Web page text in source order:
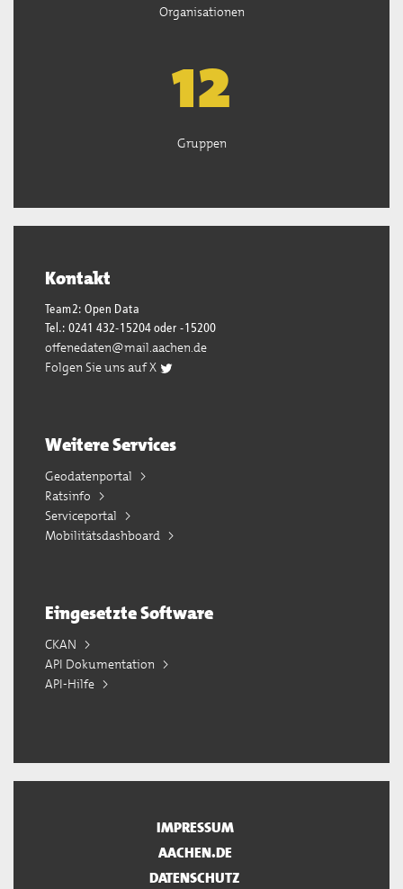
Organisationen
13
Gruppen
Kontakt
Team2: Open Data
Tel.: 0241 432-15204 oder -15200
offenedaten@mail.aachen.de
Folgen Sie uns auf X
Weitere Services
Geodatenportal
Ratsinfo
Serviceportal
Mobilitätsdashboard
Eingesetzte Software
CKAN
API Dokumentation
API-Hilfe
IMPRESSUM
AACHEN.DE
DATENSCHUTZ